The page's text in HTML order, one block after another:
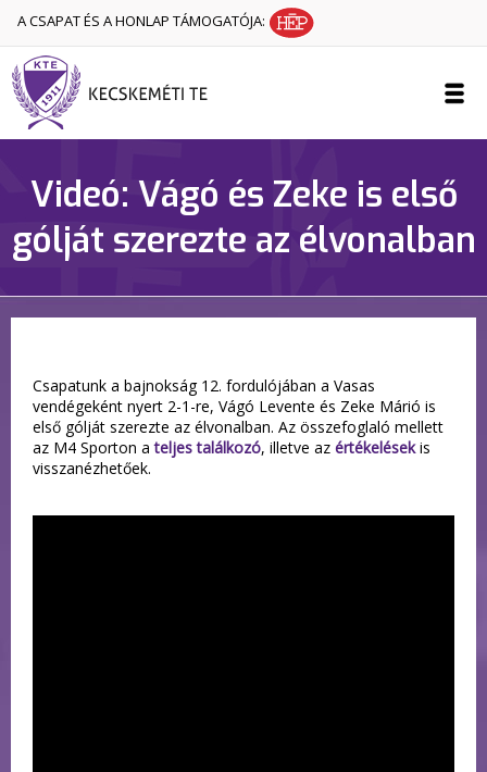
A CSAPAT ÉS A HONLAP TÁMOGATÓJA:
Videó: Vágó és Zeke is első
gólját szerezte az élvonalban
Csapatunk a bajnokság 12. fordulójában a Vasas
vendégeként nyert 2-1-re, Vágó Levente és Zeke Márió is
első gólját szerezte az élvonalban. Az összefoglaló mellett
az M4 Sporton ateljes találkozó, illetve az értékelésekis
visszanézhetőek.